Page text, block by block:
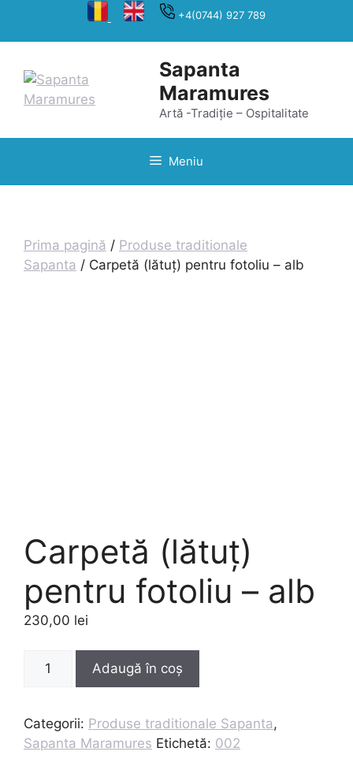
+4(0744) 927 789
Sapanta
Maramures
Artă -Tradiție – Ospitalitate
Meniu
Prima pagină / Produse traditionale
Sapanta / Carpetă (lătuț) pentru fotoliu – alb
Carpetă (lătuț)
pentru fotoliu – alb
230,00 lei
Cantitate
pentru
fotoliu
Adaugă în coș
Categorii: Produse traditionale Sapanta,
Sapanta Maramures Etichetă: 002